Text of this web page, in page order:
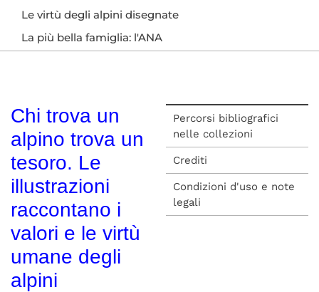
Le virtù degli alpini disegnate
La più bella famiglia: l'ANA
Chi trova un
alpino trova un
tesoro. Le
illustrazioni
raccontano i
valori e le virtù
umane degli
alpini
Percorsi bibliografici
nelle collezioni
Crediti
Condizioni d'uso e note
legali